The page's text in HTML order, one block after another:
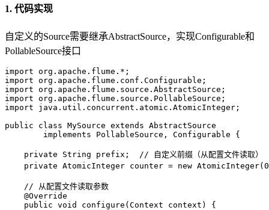
1. 代码实现
自定义的Source需要继承AbstractSource，实现Configurable和
PollableSource接口
import
import
import
import
import java.util.concurrent.atomic.AtomicInteger;
public
class MySource extends AbstractSource
implements
PollableSource , Configurable {
private String prefix;
// 自定义前缀（从配置文件读取
private AtomicInteger counter = new AtomicInteger(0
// 从配置文件读取参数
@Override
public void configure (Context context)
{